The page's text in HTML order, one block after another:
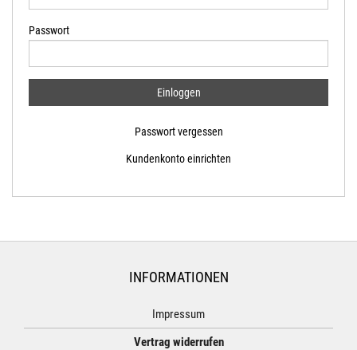
Passwort
Passwort vergessen
Kundenkonto einrichten
INFORMATIONEN
Impressum
Vertrag widerrufen